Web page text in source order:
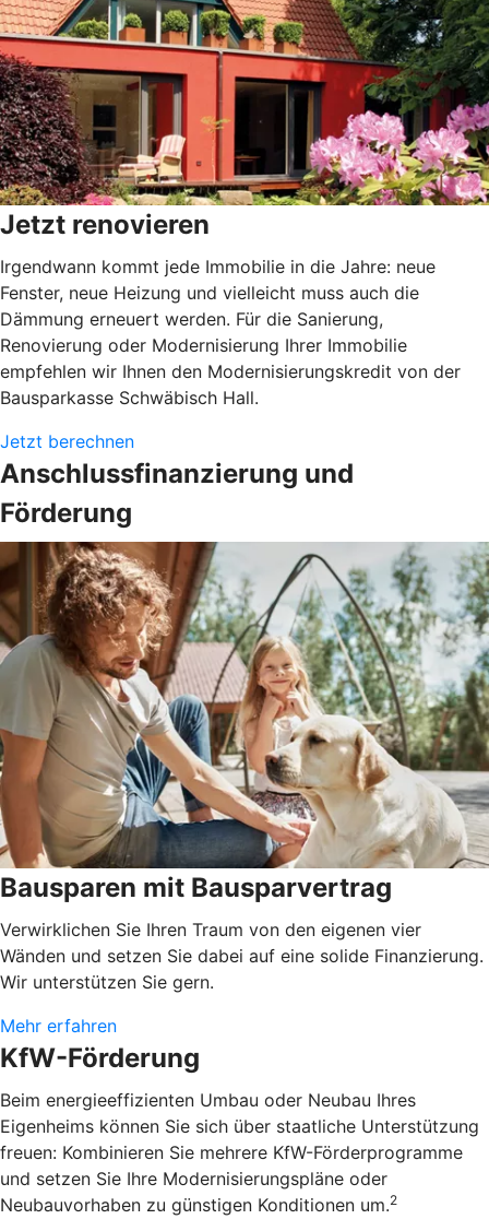
Jetzt renovieren
Irgendwann kommt jede Immobilie in die Jahre: neue
Fenster, neue Heizung und vielleicht muss auch die
Dämmung erneuert werden. Für die Sanierung,
Renovierung oder Modernisierung Ihrer Immobilie
empfehlen wir Ihnen den Modernisierungskredit von der
Bausparkasse Schwäbisch Hall.
Jetzt berechnen
Anschlussfinanzierung und
Förderung
Bausparen mit Bausparvertrag
Verwirklichen Sie Ihren Traum von den eigenen vier
Wänden und setzen Sie dabei auf eine solide Finanzierung.
Wir unterstützen Sie gern.
Mehr erfahren
KfW-Förderung
Beim energieeffizienten Umbau oder Neubau Ihres
Eigenheims können Sie sich über staatliche Unterstützung
freuen: Kombinieren Sie mehrere KfW-Förderprogramme
und setzen Sie Ihre Modernisierungspläne oder
Neubauvorhaben zu günstigen Konditionen um.2